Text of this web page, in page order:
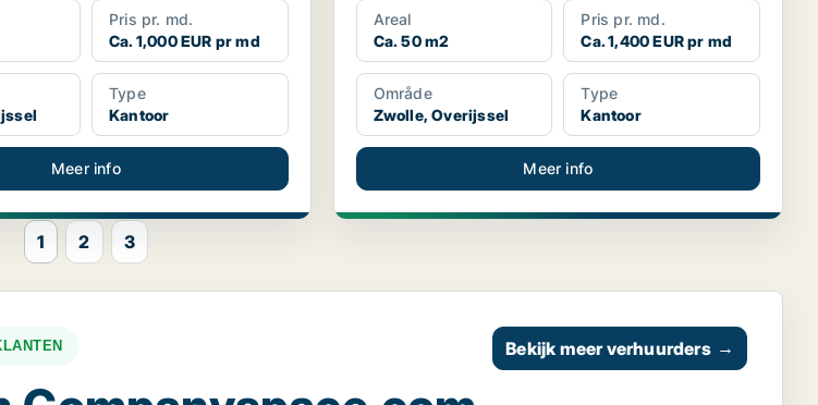
Pris pr. md.
Ca. 1,000 EUR pr md
Type
Kantoor
Meer info
Areal
Ca. 50 m2
Pris pr. md.
Ca. 1,400 EUR pr md
Område
Zwolle, Overijssel
Type
Kantoor
Meer info
1 2 3
Bekijk meer verhuurders →